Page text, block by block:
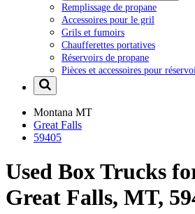
Remplissage de propane
Accessoires pour le gril
Grils et fumoirs
Chaufferettes portatives
Réservoirs de propane
Pièces et accessoires pour
Montana MT
Great Falls
59405
Used Box Trucks
Great Falls, MT,